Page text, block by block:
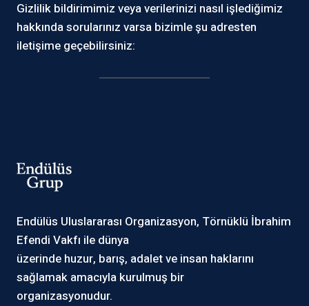
Gizlilik bildirimimiz veya verilerinizi nasıl işlediğimiz
hakkında sorularınız varsa bizimle şu adresten
iletişime geçebilirsiniz:
Endülüs Uluslararası Organizasyon, Törnüklü İbrahim
Efendi Vakfı ile dünya
üzerinde huzur, barış, adalet ve insan haklarını
sağlamak amacıyla kurulmuş bir
organizasyonudur.